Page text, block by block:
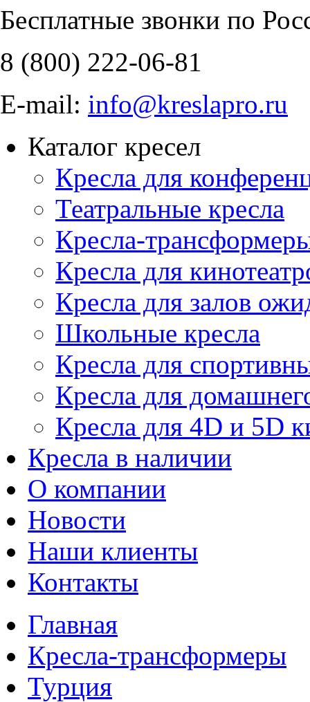
Бесплатные звонки по
8 (800) 222-06-81
E-mail: info@kreslapro.ru
Каталог кресел
Кресла для
Театральные кресла
Кресла-
Кресла для
Кресла для залов
Школьные кресла
Кресла для
Кресла для
Кресла для 4D и 5D
Кресла в наличии
О компании
Новости
Наши клиенты
Контакты
Главная
Кресла-трансформеры
Турция